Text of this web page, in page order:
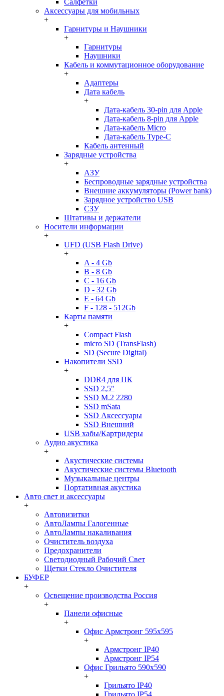
Салфетки
Аксессуары для мобильных
+
Гарнитуры и Наушники
+
Гарнитуры
Наушники
Кабель и коммутационное оборудование
+
Адаптеры
Дата кабель
+
Дата-кабель 30-pin для Apple
Дата-кабель 8-pin для Apple
Дата-кабель Micro
Дата-кабель Type-C
Кабель антенный
Зарядные устройства
+
АЗУ
Беспроводные зарядные устройства
Внешние аккумуляторы (Power bank)
Зарядное устройство USB
СЗУ
Штативы и держатели
Носители информации
+
UFD (USB Flash Drive)
+
A - 4 Gb
B - 8 Gb
C - 16 Gb
D - 32 Gb
E - 64 Gb
F - 128 - 512Gb
Карты памяти
+
Compact Flash
micro SD (TransFlash)
SD (Secure Digital)
Накопители SSD
+
DDR4 для ПК
SSD 2,5"
SSD M.2 2280
SSD mSata
SSD Аксессуары
SSD Внешний
USB хабы/Картридеры
Аудио акустика
+
Акустические системы
Акустические системы Bluetooth
Музыкальные центры
Портативная акустика
Авто свет и аксессуары
+
Автовизитки
АвтоЛампы Галогенные
АвтоЛампы накаливания
Очиститель воздуха
Предохранители
Светодиодный Рабочий Свет
Щетки Стекло Очистителя
БУФЕР
+
Освещение производства Россия
+
Панели офисные
+
Офис Армстронг 595x595
+
Армстронг IP40
Армстронг IP54
Офис Грильято 590x590
+
Грильято IP40
Грильято IP54